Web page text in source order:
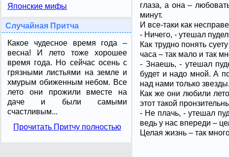
Японские мифы
Случайная Притча
Какое чудесное время года –
весна! И лето тоже хорошее
время года. Но сейчас осень с
грязными листьями на земле и
хмурым обиженным небом. Все
лето они прожили вместе на
даче и были самыми
счастливым...
Прочитать Притчу полностью
глаза, а она –
минут.
И все-таки как
- Ничего, - утешал
Как трудно понять
часа – так мало и так
- Знаешь, - утешал
будет и надо мной. А
над нами только
Как же они любили
этот такой
- Не плачь, - утешал
ведь у нас впереди –
Целая жизнь – так